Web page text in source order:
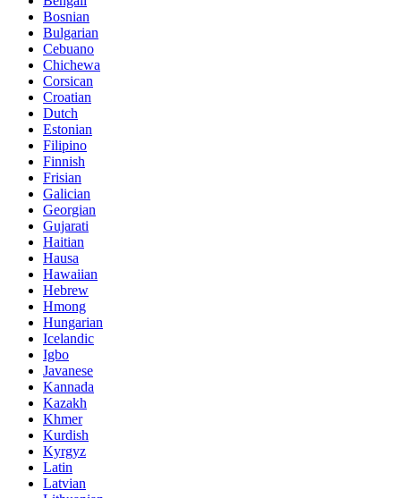
Bosnian
Bulgarian
Cebuano
Chichewa
Corsican
Croatian
Dutch
Estonian
Filipino
Finnish
Frisian
Galician
Georgian
Gujarati
Haitian
Hausa
Hawaiian
Hebrew
Hmong
Hungarian
Icelandic
Igbo
Javanese
Kannada
Kazakh
Khmer
Kurdish
Kyrgyz
Latin
Latvian